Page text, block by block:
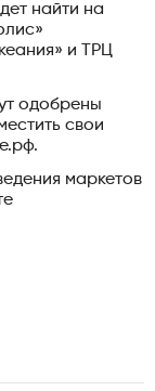
найти на
и ТРЦ
одобрены
свои
маркетов